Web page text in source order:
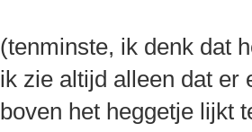
(tenminste, ik denk dat
ik zie altijd alleen dat er
boven het heggetje lijkt